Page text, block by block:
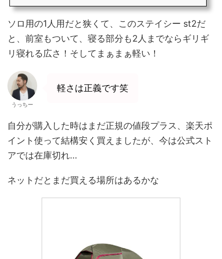
ソロ用の1人用だと狭くて、このステイシー st2だ
と、前室もついて、寝る部分も2人までならギリギ
リ寝れる広さ！そしてまぁまぁ軽い！
うっちー
軽さは正義です笑
自分が購入した時はまだ正規の値段プラス、楽天ポ
イント使って結構安く買えましたが、今は公式スト
アでは在庫切れ…
ネットだとまだ買える場所はあるかな